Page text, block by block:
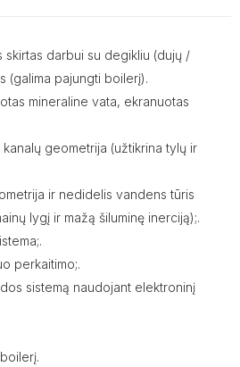
skirtas darbui su degikliu (dujų /
(galima pajungti boilerį).
mineraline vata, ekranuotas
geometrija (užtikrina tylų ir
ir nedidelis vandens tūris
lygį ir mažą šiluminę inerciją);.
perkaitimo;.
sistemą naudojant elektroninį